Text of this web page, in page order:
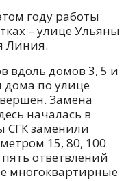
году работы
– улице Ульяны
Линия.
вдоль домов 3, 5 и
дома по улице
Замена
началась в
СГК заменили
15, 80, 100
ответвлений
многоквартирные